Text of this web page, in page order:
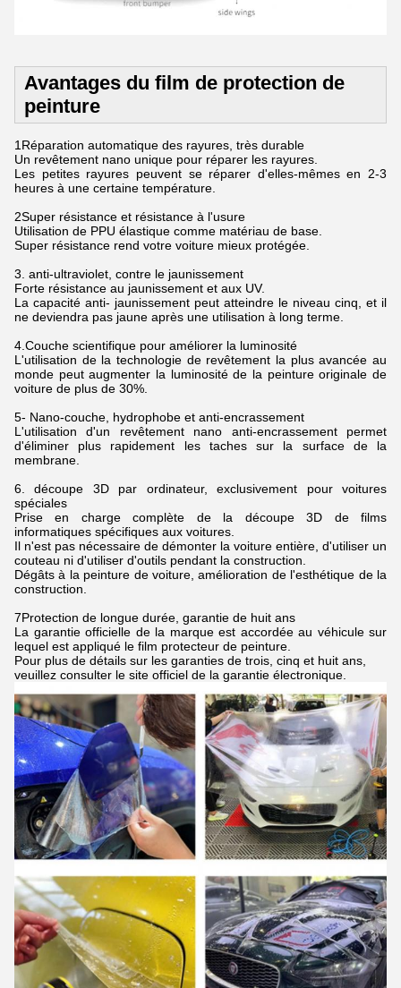
Avantages du film de protection de
peinture
1Réparation automatique des rayures, très durable
Un revêtement nano unique pour réparer les rayures.
Les petites rayures peuvent se réparer d'elles-mêmes en 2-3
heures à une certaine température.
2Super résistance et résistance à l'usure
Utilisation de PPU élastique comme matériau de base.
Super résistance rend votre voiture mieux protégée.
3. anti-ultraviolet, contre le jaunissement
Forte résistance au jaunissement et aux UV.
La capacité anti- jaunissement peut atteindre le niveau cinq, et il
ne deviendra pas jaune après une utilisation à long terme.
4.Couche scientifique pour améliorer la luminosité
L'utilisation de la technologie de revêtement la plus avancée au
monde peut augmenter la luminosité de la peinture originale de
voiture de plus de 30%.
5- Nano-couche, hydrophobe et anti-encrassement
L'utilisation d'un revêtement nano anti-encrassement permet
d'éliminer plus rapidement les taches sur la surface de la
membrane.
6. découpe 3D par ordinateur, exclusivement pour voitures
spéciales
Prise en charge complète de la découpe 3D de films
informatiques spécifiques aux voitures.
Il n'est pas nécessaire de démonter la voiture entière, d'utiliser un
couteau ni d'utiliser d'outils pendant la construction.
Dégâts à la peinture de voiture, amélioration de l'esthétique de la
construction.
7Protection de longue durée, garantie de huit ans
La garantie officielle de la marque est accordée au véhicule sur
lequel est appliqué le film protecteur de peinture.
Pour plus de détails sur les garanties de trois, cinq et huit ans,
veuillez consulter le site officiel de la garantie électronique.